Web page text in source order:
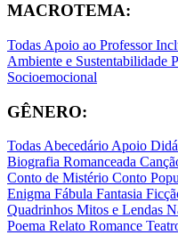
MACROTEMA:
Todas Apoio ao Professor
Ambiente e Sustentabilidade
Socioemocional
GÊNERO:
TodasAbecedárioApoio
Biografia Romanceada
Conto de Mistério Conto
Enigma Fábula Fantasia
Quadrinhos Mitos e Lendas
Poema Relato Romance